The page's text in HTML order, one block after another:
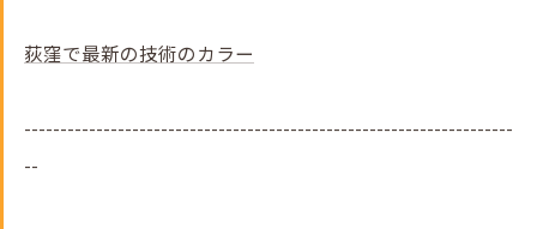
荻窪で最新の技術のカラー
--------------------------------------------------------------------
--